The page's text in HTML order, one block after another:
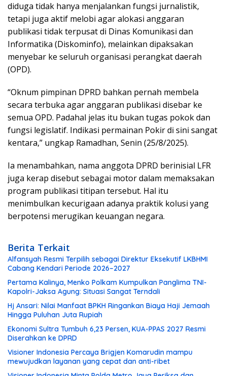
diduga tidak hanya menjalankan fungsi jurnalistik,
tetapi juga aktif melobi agar alokasi anggaran
publikasi tidak terpusat di Dinas Komunikasi dan
Informatika (Diskominfo), melainkan dipaksakan
menyebar ke seluruh organisasi perangkat daerah
(OPD).
“Oknum pimpinan DPRD bahkan pernah membela
secara terbuka agar anggaran publikasi disebar ke
semua OPD. Padahal jelas itu bukan tugas pokok dan
fungsi legislatif. Indikasi permainan Pokir di sini sangat
kentara,” ungkap Ramadhan, Senin (25/8/2025).
Ia menambahkan, nama anggota DPRD berinisial LFR
juga kerap disebut sebagai motor dalam memaksakan
program publikasi titipan tersebut. Hal itu
menimbulkan kecurigaan adanya praktik kolusi yang
berpotensi merugikan keuangan negara.
Berita Terkait
Alfansyah Resmi Terpilih sebagai Direktur Eksekutif LKBHMI
Cabang Kendari Periode 2026–2027
Pertama Kalinya, Menko Polkam Kumpulkan Panglima TNI-
Kapolri-Jaksa Agung: Situasi Sangat Terndali
Hj Ansari: Nilai Manfaat BPKH Ringankan Biaya Haji Jemaah
Hingga Puluhan Juta Rupiah
Ekonomi Sultra Tumbuh 6,23 Persen, KUA-PPAS 2027 Resmi
Diserahkan ke DPRD
Visioner Indonesia Percaya Brigjen Komarudin mampu
mewujudkan layanan yang cepat dan anti-ribet